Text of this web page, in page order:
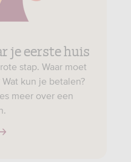
je eerste huis
stap. Waar moet
kun je betalen?
meer over een